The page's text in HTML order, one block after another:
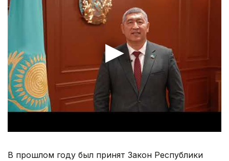
В прошлом году был принят Закон Республики